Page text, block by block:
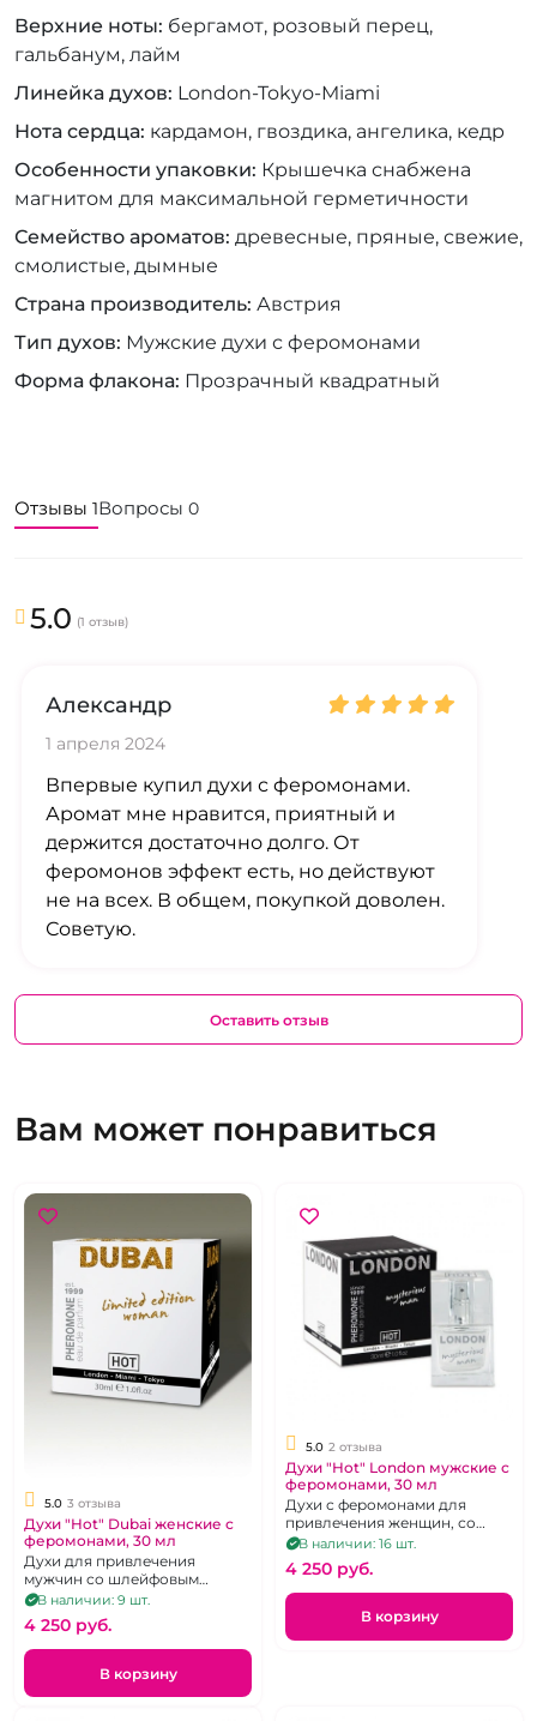
Верхние ноты бергамот, розовый перец,
гальбанум, лайм
Линейка духов London-Tokyo-Miami
Нота сердца кардамон, гвоздика, ангелика, кедр
Особенности упаковки Крышечка снабжена
магнитом для максимальной герметичности
Семейство ароматов древесные, пряные, свежие,
смолистые, дымные
Страна производитель Австрия
Тип духов Мужские духи с феромонами
Форма флакона Прозрачный квадратный
Отзывы 1Вопросы 0
5.0 (1 отзыв)
Александр
1 апреля 2024
Впервые купил духи с феромонами.
Аромат мне нравится, приятный и
держится достаточно долго. От
феромонов эффект есть, но действуют
не на всех. В общем, покупкой доволен.
Советую.
Оставить отзыв
Вам может понравиться
5.0 3 отзыва
Духи "Hot" Dubai женские с
феромонами, 30 мл
Духи для привлечения
мужчин со шлейфовым
ароматом, 30 мл.
В наличии: 9 шт.
4 250 pуб.
В корзину
5.0 2 отзыва
Духи "Hot" London мужские с
феромонами, 30 мл
Духи с феромонами для
привлечения женщин, со
шлейфовым ароматом, 30 мл.
В наличии: 16 шт.
4 250 pуб.
В корзину